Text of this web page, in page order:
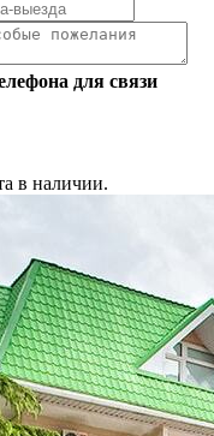
для связи
в наличии.